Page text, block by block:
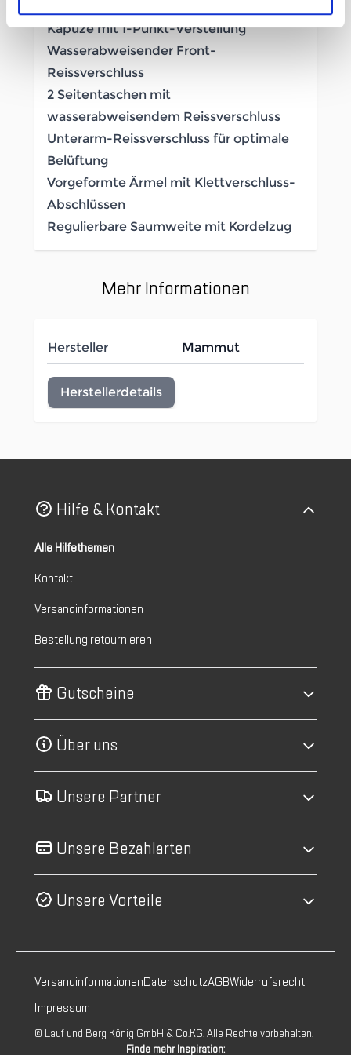
Kapuze mit 1-Punkt-Verstellung
Wasserabweisender Front-
Reissverschluss
2 Seitentaschen mit
wasserabweisendem Reissverschluss
Unterarm-Reissverschluss für optimale
Belüftung
Vorgeformte Ärmel mit Klettverschluss-
Abschlüssen
Regulierbare Saumweite mit Kordelzug
Mehr Informationen
Hersteller Mammut
Herstellerdetails
Hilfe & Kontakt
Alle Hilfethemen
Kontakt
Versandinformationen
Bestellung retournieren
Gutscheine
Über uns
Unsere Partner
Unsere Bezahlarten
Unsere Vorteile
VersandinformationenDatenschutzAGBWiderrufsrecht
Impressum
© Lauf und Berg König GmbH & Co.KG. Alle Rechte vorbehalten.
Finde mehr Inspiration: